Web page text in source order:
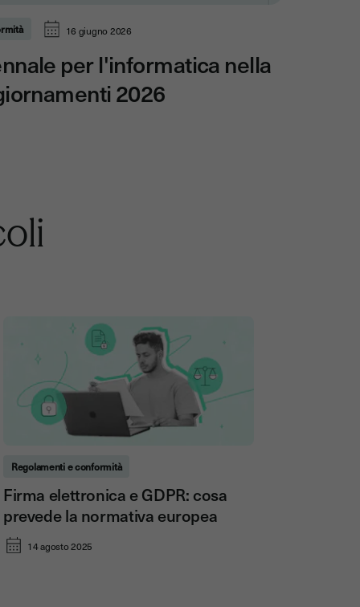
16 giugno 2026
per l'informatica nella
2026
Regolamenti e conformità
Firma elettronica e GDPR: cosa
prevede la normativa europea
14 agosto 2025